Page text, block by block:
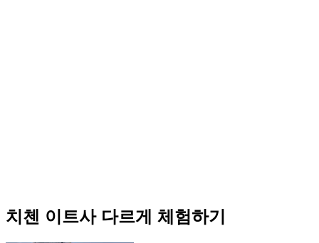
치첸 이트사 다르게 체험하기